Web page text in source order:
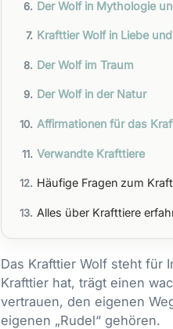
Der Wolf in Mythologie
Krafttier Wolf in Liebe
Der Wolf im Traum
Der Wolf in der Natur
Affirmationen für das
Verwandte Krafttiere
Häufige Fragen zum
Alles über Krafttiere
Das Krafttier Wolf steht für
Krafttier hat, trägt einen
vertrauen, den eigenen
eigenen „Rudel“ gehören.